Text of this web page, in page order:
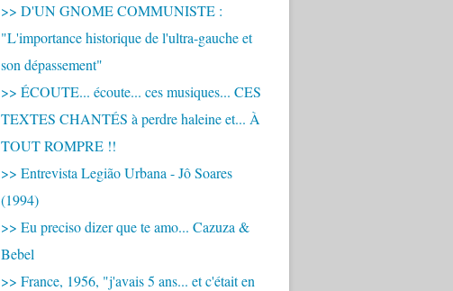
>> D'UN GNOME COMMUNISTE :
"L'importance historique de l'ultra-gauche et
son dépassement"
>> ÉCOUTE... écoute... ces musiques... CES
TEXTES CHANTÉS à perdre haleine et... À
TOUT ROMPRE !!
>> Entrevista Legião Urbana - Jô Soares
(1994)
>> Eu preciso dizer que te amo... Cazuza &
Bebel
>> France, 1956, "j'avais 5 ans... et c'était en